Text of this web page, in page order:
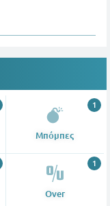
Μπόμπες
1
Over
1